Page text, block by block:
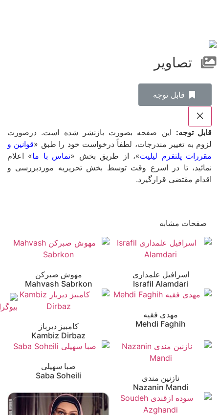
تصاویر
‌قابل توجه
قابل توجه: این صفحه بصورت بازنشر شده است. درصورت
لزوم به تغییر مندرجات، لطفاً درخواست خود را طبق «قوانین و
مقررات پلتفرم لیلیت»، از طریق بخش «تماس با ما» اعلام
نمائید، تا در اسرع وقت توسط بخش تحریریه موردبررسی و
اقدام مقتضی قرارگیرد.
صفحات مشابه
اسرافیل علمداری
Israfil Alamdari
مهوش صبرکن
Mahvash Sabrkon
مهدی فقیه
Mehdi Faghih
کامبیز دیرباز
Kambiz Dirbaz
نازنین مندی
Nazanin Mandi
صبا سهیلی
Saba Soheili